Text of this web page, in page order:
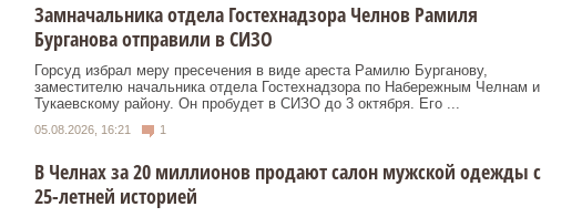
Замначальника отдела Гостехнадзора Челнов Рамиля
Бурганова отправили в СИЗО
Горсуд избрал меру пресечения в виде ареста Рамилю Бурганову,
заместителю начальника отдела Гостехнадзора по Набережным Челнам и
Тукаевскому району. Он пробудет в СИЗО до 3 октября. Его ...
05.08.2026, 16:21 1
В Челнах за 20 миллионов продают салон мужской одежды с
25-летней историей